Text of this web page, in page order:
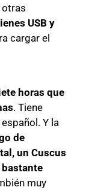
otras
USB y
cargar el
horas que
. Tiene
Y la
de
un Cuscus
muy